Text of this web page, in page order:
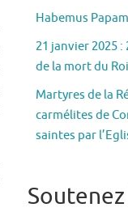
Habemus
21 janvier 2025
de la mort du
Martyres de la
carmélites de
saintes par